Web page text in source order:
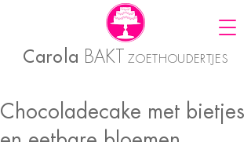
Carola BAKT ZOETHOUDERTJES
Chocoladecake met bietjes